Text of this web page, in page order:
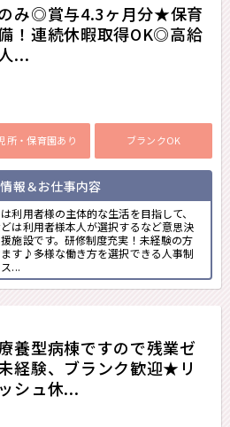
み◎賞与4.3ヶ月分★保育
！連続休暇取得OK◎高給
...
所・保育園あり ブランクOK
報＆お仕事内容
利用者様の主体的な生活を目指して、
は利用者様本人が選択するなど意思決
施設です。研修制度充実！未経験の方
す♪多様な働き方を選択できる人事制
...
養型病棟ですので残業ゼ
経験、ブランク歓迎★リ
シュ休...